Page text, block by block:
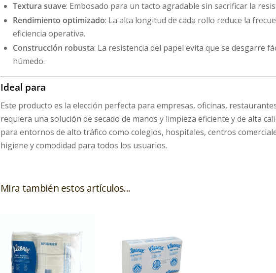
Textura suave: Embosado para un tacto agradable sin sacrificar la
Rendimiento optimizado: La alta longitud de cada rollo reduce la
eficiencia operativa.
Construcción robusta: La resistencia del papel evita que se desgarre
húmedo.
Ideal para
Este producto es la elección perfecta para empresas, oficinas,
requiera una solución de secado de manos y limpieza eficiente y de alta
para entornos de alto tráfico como colegios, hospitales, centros
higiene y comodidad para todos los usuarios.
Mira también estos artículos...